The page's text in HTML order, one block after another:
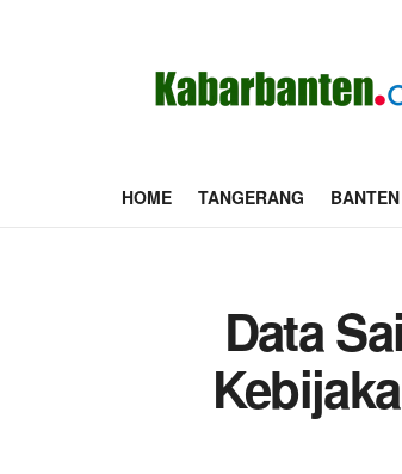
HOME TANGERANG BANTEN
Data